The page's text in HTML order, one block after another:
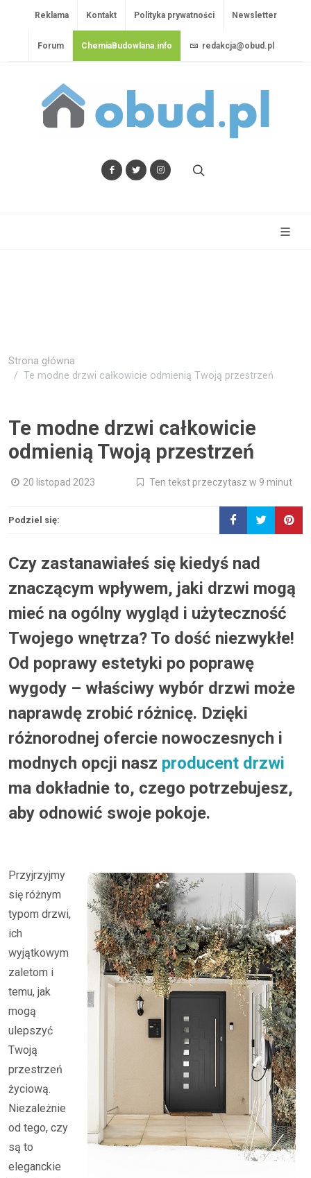
Reklama Kontakt Polityka prywatności Newsletter
Forum ChemiaBudowlana.info redakcja@obud.pl
Strona główna
Te modne drzwi całkowicie odmienią Twoją przestrzeń
Te modne drzwi całkowicie
odmienią Twoją przestrzeń
20 listopad 2023 Ten tekst przeczytasz w 9 minut
Podziel się:
Czy zastanawiałeś się kiedyś nad
znaczącym wpływem, jaki drzwi mogą
mieć na ogólny wygląd i użyteczność
Twojego wnętrza? To dość niezwykłe!
Od poprawy estetyki po poprawę
wygody – właściwy wybór drzwi może
naprawdę zrobić różnicę. Dzięki
różnorodnej ofercie nowoczesnych i
modnych opcji nasz producent drzwi
ma dokładnie to, czego potrzebujesz,
aby odnowić swoje pokoje.
Przyjrzyjmy
się różnym
typom drzwi,
ich
wyjątkowym
zaletom i
temu, jak
mogą
ulepszyć
Twoją
przestrzeń
życiową.
Niezależnie
od tego, czy
są to
eleganckie